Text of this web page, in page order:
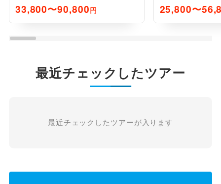
間
33,800〜90,800円 25,800〜
最近チェックしたツアー
最近チェックしたツアーが入ります